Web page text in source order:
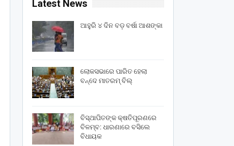
Latest News
ଆହୁରି ୪ ଦିନ ବଡ଼ ବର୍ଷା ଆଶଙ୍କା
ଲୋକସଭାରେ ପାରିତ ହେଲା
ବନ୍ଦେ ମାତରମ୍‌ ବିଲ୍‌
ବିସ୍ଥାପିତଙ୍କ କ୍ଷତିପୂରଣରେ
ବିଳମ୍ବ: ଧାରଣାରେ ବସିଲେ
ବିଧାୟକ